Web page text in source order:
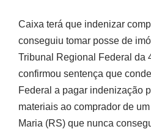
Caixa terá que indenizar
conseguiu tomar posse de
Tribunal Regional Federal da
confirmou sentença que
Federal a pagar indenização
materiais ao comprador de
Maria (RS) que nunca